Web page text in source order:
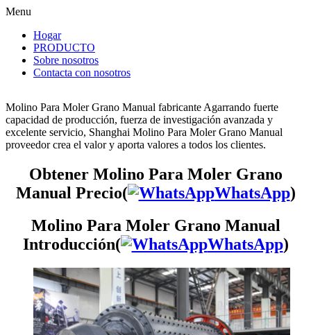
Menu
Hogar
PRODUCTO
Sobre nosotros
Contacta con nosotros
Molino Para Moler Grano Manual fabricante Agarrando fuerte
capacidad de producción, fuerza de investigación avanzada y
excelente servicio, Shanghai Molino Para Moler Grano Manual
proveedor crea el valor y aporta valores a todos los clientes.
Obtener Molino Para Moler Grano
Manual Precio(
WhatsApp)
Molino Para Moler Grano Manual
Introducción(
WhatsApp)